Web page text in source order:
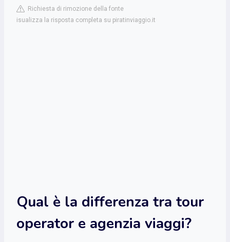
Richiesta di rimozione della fonte
isualizza la risposta completa su piratinviaggio.it
Qual è la differenza tra tour
operator e agenzia viaggi?